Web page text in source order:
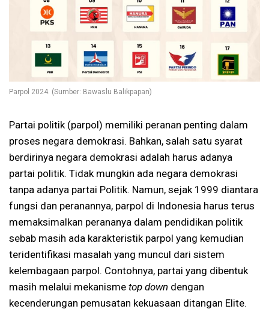
Parpol 2024. (Sumber: Bawaslu Balikpapan)
Partai politik (parpol) memiliki peranan penting dalam
proses negara demokrasi. Bahkan, salah satu syarat
berdirinya negara demokrasi adalah harus adanya
partai politik. Tidak mungkin ada negara demokrasi
tanpa adanya partai Politik. Namun, sejak 1999 diantara
fungsi dan peranannya, parpol di Indonesia harus terus
memaksimalkan perananya dalam pendidikan politik
sebab masih ada karakteristik parpol yang kemudian
teridentifikasi masalah yang muncul dari sistem
kelembagaan parpol. Contohnya, partai yang dibentuk
masih melalui mekanisme top down dengan
kecenderungan pemusatan kekuasaan ditangan Elite.